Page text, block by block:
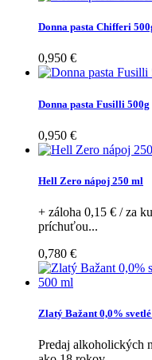
Donna pasta Chifferi
0,950 €
Donna pasta Fusilli 500g
0,950 €
Hell Zero nápoj 250 ml
+ záloha 0,15 € / za
príchuťou...
0,780 €
Zlatý Bažant 0,0%
Predaj alkoholických